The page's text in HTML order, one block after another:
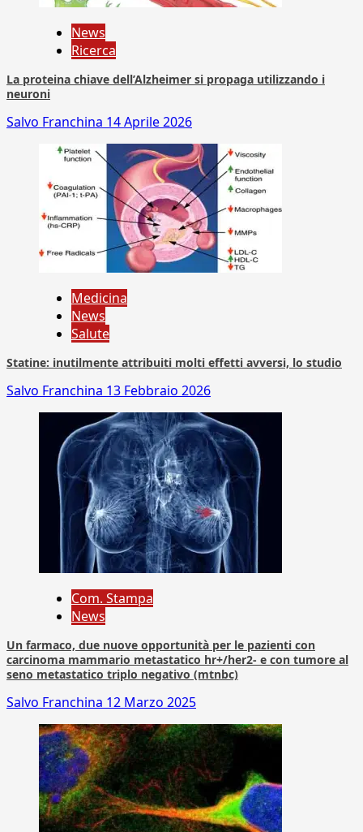
News
Ricerca
La proteina chiave dell’Alzheimer si propaga utilizzando i
neuroni
Salvo Franchina 14 Aprile 2026
Medicina
News
Salute
Statine: inutilmente attribuiti molti effetti avversi, lo studio
Salvo Franchina 13 Febbraio 2026
Com. Stampa
News
Un farmaco, due nuove opportunità per le pazienti con
carcinoma mammario metastatico hr+/her2- e con tumore al
seno metastatico triplo negativo (mtnbc)
Salvo Franchina 12 Marzo 2025